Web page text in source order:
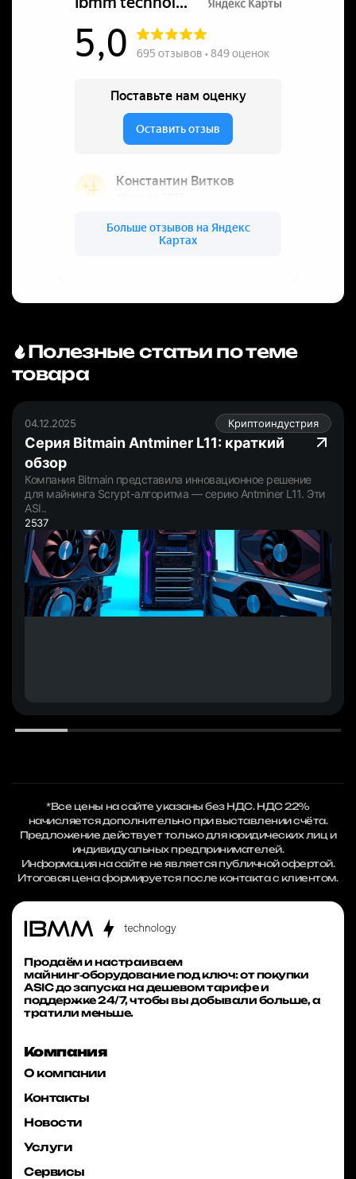
Полезные статьи по теме
товара
04.12.2025 Криптоиндустрия
Серия Bitmain Antminer L11: краткий
обзор
Компания Bitmain представила инновационное решение
для майнинга Scrypt-алгоритма — серию Antminer L11. Эти
ASI..
2537
*Все цены на сайте указаны без НДС. НДС 22%
начисляется дополнительно при выставлении счёта.
Предложение действует только для юридических лиц и
индивидуальных предпринимателей.
Информация на сайте не является публичной офертой.
Итоговая цена формируется после контакта с клиентом.
Продаём и настраиваем
майнинг‑оборудование под ключ: от покупки
ASIC до запуска на дешевом тарифе и
поддержке 24/7, чтобы вы добывали больше, а
тратили меньше.
Компания
О компании
Контакты
Новости
Услуги
Сервисы